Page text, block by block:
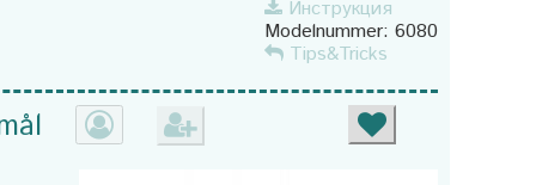
Инструкция
Modelnummer: 6080
Tips&Tricks